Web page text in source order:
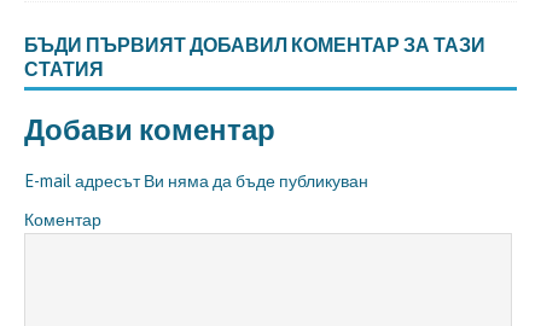
БЪДИ ПЪРВИЯТ ДОБАВИЛ КОМЕНТАР ЗА ТАЗИ
СТАТИЯ
Добави коментар
E-mail адресът Ви няма да бъде публикуван
Коментар